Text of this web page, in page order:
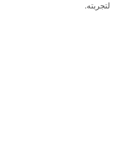
لتجربته.